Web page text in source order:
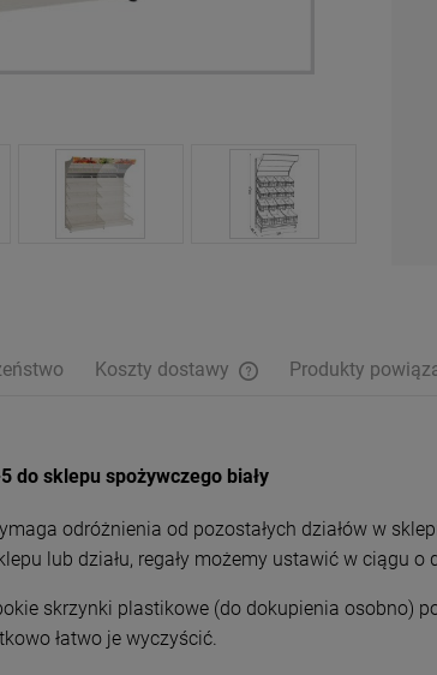
Koszty dostawy Produkty
do sklepu spożywczego biały
odróżnienia od pozostałych działów w
lub działu, regały możemy ustawić w ciągu o
skrzynki plastikowe (do dokupienia
łatwo je wyczyścić.